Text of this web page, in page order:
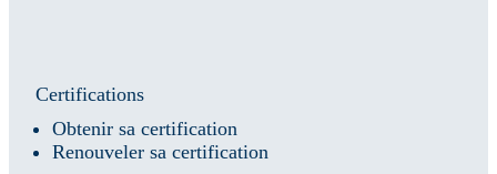
Certifications
Obtenir sa certification
Renouveler sa certification